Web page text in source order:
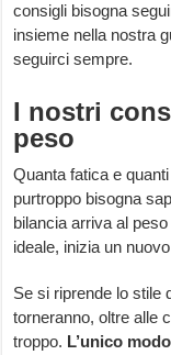
consigli bisogna
insieme nella nostra
seguirci sempre.
I nostri
peso
Quanta fatica e
purtroppo bisogna
bilancia arriva al
ideale, inizia un
Se si riprende lo stile
torneranno, oltre alle
troppo. L’unico